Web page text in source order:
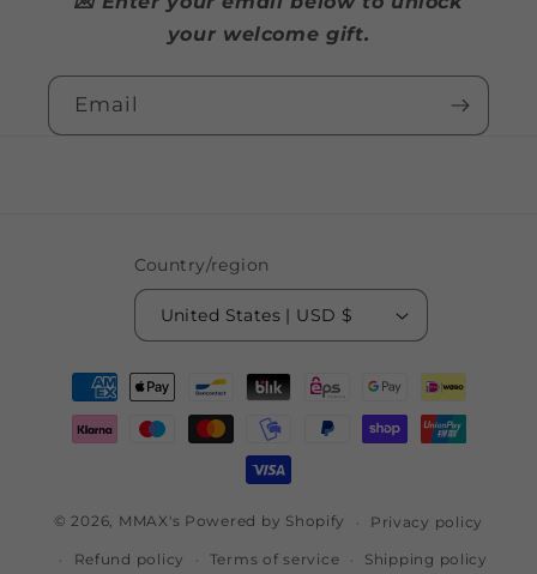
your welcome gift.
Email
Country/region
United States | USD $
Payment
methods
© 2026, MMAX's Powered by Shopify Privacy policy
Refund policy Terms of service Shipping policy